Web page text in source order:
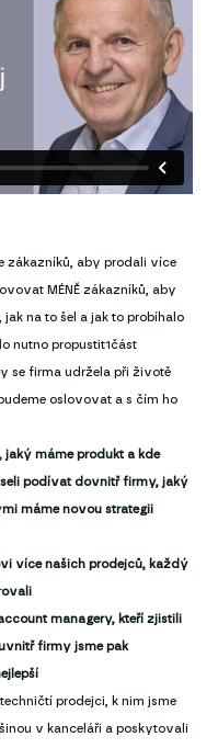
zákazníků, aby prodali více
MÉNĚ zákazníků, aby
na to šel a jak to probíhalo
nutno propustit1část
se firma udržela při životě
oslovovat a s čím ho
jaký máme produkt a kde
podívat dovnitř firmy, jaký
máme novou strategii
více našich prodejců, každý
managery, kteří zjistili
firmy jsme pak
prodejci, k nim jsme
v kanceláři a poskytovali